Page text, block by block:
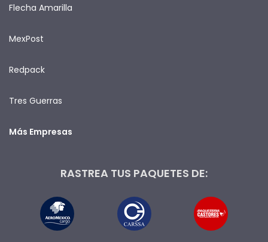
Flecha Amarilla
MexPost
Redpack
Tres Guerras
Más Empresas
RASTREA TUS PAQUETES DE: